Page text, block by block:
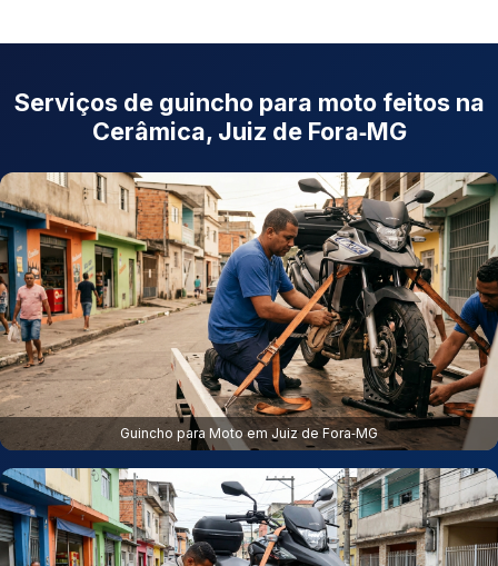
Serviços de guincho para moto feitos na
Cerâmica, Juiz de Fora‑MG
Guincho para Moto em Juiz de Fora‑MG